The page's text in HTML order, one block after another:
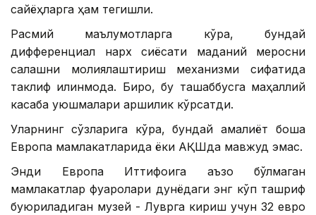
сайёҳларга ҳам тегишли.
Расмий маълумотларга кўра, бундай
дифференциал нарх сиёсати маданий меросни
сақлашни молиялаштириш механизми сифатида
таклиф қилинмоқда. Бироқ, бу ташаббусга маҳаллий
касаба уюшмалари қаршилик кўрсатди.
Уларнинг сўзларига кўра, бундай амалиёт бошқа
Европа мамлакатларида ёки АҚШда мавжуд эмас.
Энди Европа Иттифоқига аъзо бўлмаган
мамлакатлар фуқаролари дунёдаги энг кўп ташриф
буюриладиган музей - Луврга кириш учун 32 евро